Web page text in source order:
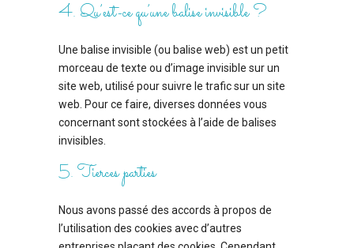
4. Qu’est-ce qu’une balise invisible ?
Une balise invisible (ou balise web) est un petit
morceau de texte ou d’image invisible sur un
site web, utilisé pour suivre le trafic sur un site
web. Pour ce faire, diverses données vous
concernant sont stockées à l’aide de balises
invisibles.
5. Tierces parties
Nous avons passé des accords à propos de
l’utilisation des cookies avec d’autres